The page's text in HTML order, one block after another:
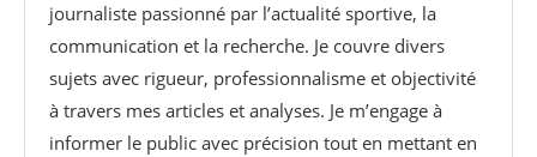
journaliste passionné par l’actualité sportive, la
communication et la recherche. Je couvre divers
sujets avec rigueur, professionnalisme et objectivité
à travers mes articles et analyses. Je m’engage à
informer le public avec précision tout en mettant en